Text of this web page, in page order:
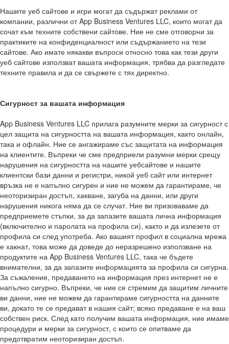
Нашите уеб сайтове и игри могат да съдържат реклами от
компании, различни от App Business Ventures LLC, които могат да
сочат към техните собствени сайтове. Ние не сме отговорни за
практиките на конфиденциалност или съдържанието на тези
сайтове. Ако имате някакви въпроси относно това как тези други
уеб сайтове използват вашата информация, трябва да разгледате
техните правила и да се свържете с тях директно.
Сигурност за вашата информация
App Business Ventures LLC прилага разумните мерки за сигурност с
цел защита на сигурността на вашата информация, както онлайн,
така и офлайн. Ние се ангажираме със защитата на информация
на клиентите. Въпреки че сме предприели разумни мерки срещу
нарушения на сигурността на нашите уебсайтове и нашите
клиентски бази данни и регистри, никой уеб сайт или интернет
връзка не е напълно сигурен и ние не можем да гарантираме, че
неоторизиран достъп, хакване, загуба на данни, или други
нарушения никога няма да се случат. Ние ви призоваваме да
предприемете стъпки, за да запазите вашата лична информация
(включително и паролата на профила си), както и да излезете от
профила си след употреба. Ако вашият профил в социална мрежа
е хакнат, това може да доведе до неразрешено използване на
продуктите на App Business Ventures LLC, така че бъдете
внимателни, за да запазите информацията за профила си сигурна.
За съжаление, предаването на информация през интернет не е
напълно сигурно. Въпреки, че ние се стремим да защитим личните
ви данни, ние не можем да гарантираме сигурността на данните
ви, докато те се предават в нашия сайт; всяко предаване е на ваш
собствен риск. След като получим вашата информация, ние имаме
процедури и мерки за сигурност, с които се опитваме да
предотвратим неоторизиран достъп.